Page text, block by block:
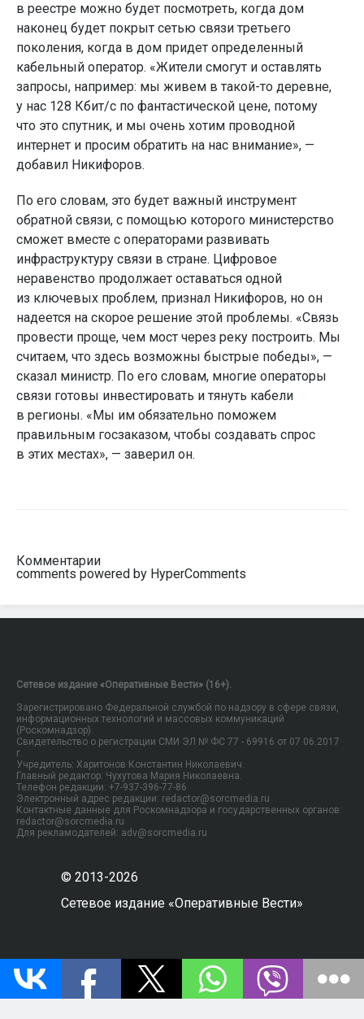
в реестре можно будет посмотреть, когда дом
наконец будет покрыт сетью связи третьего
поколения, когда в дом придет определенный
кабельный оператор. «Жители смогут и оставлять
запросы, например: мы живем в такой-то деревне,
у нас 128 Кбит/с по фантастической цене, потому
что это спутник, и мы очень хотим проводной
интернет и просим обратить на нас внимание», —
добавил Никифоров.
По его словам, это будет важный инструмент
обратной связи, с помощью которого министерство
сможет вместе с операторами развивать
инфраструктуру связи в стране. Цифровое
неравенство продолжает оставаться одной
из ключевых проблем, признал Никифоров, но он
надеется на скорое решение этой проблемы. «Связь
провести проще, чем мост через реку построить. Мы
считаем, что здесь возможны быстрые победы», —
сказал министр. По его словам, многие операторы
связи готовы инвестировать и тянуть кабели
в регионы. «Мы им обязательно поможем
правильным госзаказом, чтобы создавать спрос
в этих местах», — заверил он.
Комментарии
comments powered by HyperComments
Сетевое издание «Оперативные Вести» (16+).
Зарегистрировано Федеральной службой по надзору в сфере связи,
информационных технологий и массовых коммуникаций
(Роскомнадзор).
Свидетельство о регистрации СМИ ЭЛ № ФС 77 - 69916 от 07.06.2017
г.
Учредитель: Харитонов Константин Николаевич.
Главный редактор: Чухутова Мария Николаевна.
Телефон редакции: +7-937-396-77-86
Электронный адрес редакции: redactor@sorcmedia.ru
Контактные данные для Роскомнадзора и государственных органов:
redactor@sorcmedia.ru
Для рекламодателей: adv@sorcmedia.ru
© 2013-2026
Сетевое издание «Оперативные Вести»